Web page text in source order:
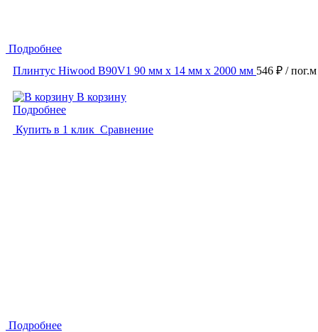
Подробнее
Плинтус Hiwood B90V1 90 мм х 14 мм х 2000 мм 546 ₽ / пог.м
В корзину
Подробнее
Купить в 1 клик Сравнение
Подробнее